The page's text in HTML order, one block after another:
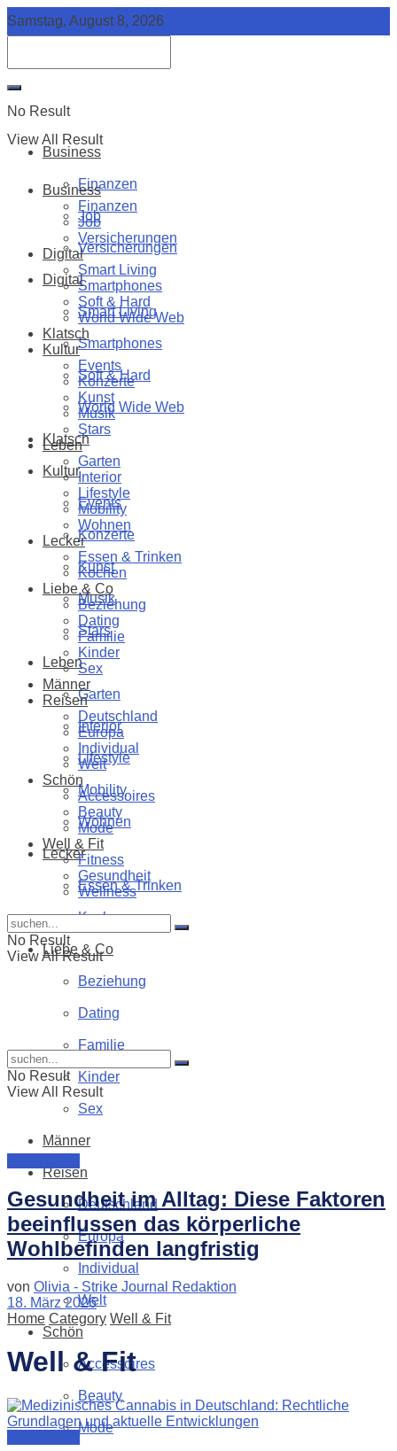
Samstag, August 8, 2026
No Result
View All Result
Business
Finanzen
Job
Versicherungen
Digital
Smart Living
Smartphones
Soft & Hard
World Wide Web
Klatsch
Kultur
Events
Konzerte
Kunst
Musik
Stars
Leben
Garten
Interior
Lifestyle
Mobility
Wohnen
Lecker
Essen & Trinken
Kochen
Liebe & Co
Beziehung
Dating
Familie
Kinder
Sex
Männer
Reisen
Deutschland
Europa
Individual
Welt
Schön
Accessoires
Beauty
Mode
Business
Finanzen
Job
Versicherungen
Digital
Smart Living
Smartphones
Soft & Hard
World Wide Web
Klatsch
Kultur
Events
Konzerte
Kunst
Musik
Stars
Leben
Garten
Interior
Lifestyle
Mobility
Wohnen
Lecker
Essen & Trinken
Kochen
Liebe & Co
Beziehung
Dating
Familie
Kinder
Sex
Männer
Reisen
Deutschland
Europa
Individual
Welt
Schön
Accessoires
Beauty
Mode
Well & Fit
Fitness
Gesundheit
Wellness
No Result
View All Result
No Result
View All Result
Gesundheit im Alltag: Diese Faktoren
beeinflussen das körperliche
Wohlbefinden langfristig
von Olivia - Strike Journal Redaktion
18. März 2026
Home Category Well & Fit
Well & Fit